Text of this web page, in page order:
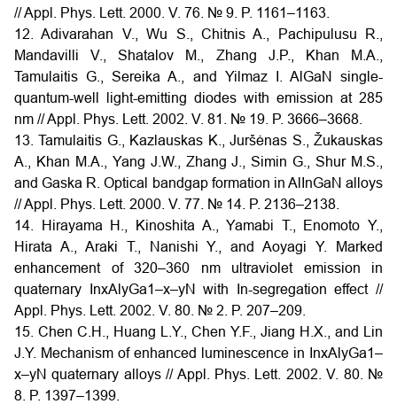
// Appl. Phys. Lett. 2000. V. 76. № 9. P. 1161–1163.
12. Adivarahan V., Wu S., Chitnis A., Pachipulusu R.,
Mandavilli V., Shatalov M., Zhang J.P., Khan M.A.,
Tamulaitis G., Sereika A., and Yilmaz I. AlGaN single-
quantum-well light-emitting diodes with emission at 285
nm // Appl. Phys. Lett. 2002. V. 81. № 19. P. 3666–3668.
13. Tamulaitis G., Kazlauskas K., Juršėnas S., Žukauskas
A., Khan M.A., Yang J.W., Zhang J., Simin G., Shur M.S.,
and Gaska R. Optical bandgap formation in AlInGaN alloys
// Appl. Phys. Lett. 2000. V. 77. № 14. P. 2136–2138.
14. Hirayama H., Kinoshita A., Yamabi T., Enomoto Y.,
Hirata A., Araki T., Nanishi Y., and Aoyagi Y. Marked
enhancement of 320–360 nm ultraviolet emission in
quaternary InxAlyGa1–x–yN with In-segregation effect //
Appl. Phys. Lett. 2002. V. 80. № 2. P. 207–209.
15. Chen C.H., Huang L.Y., Chen Y.F., Jiang H.X., and Lin
J.Y. Mechanism of enhanced luminescence in InxAlyGa1–
x–yN quaternary alloys // Appl. Phys. Lett. 2002. V. 80. №
8. P. 1397–1399.